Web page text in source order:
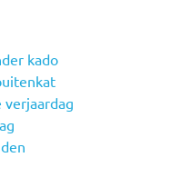
kado
verjaardag